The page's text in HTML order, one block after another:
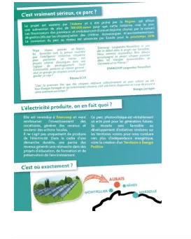
Historique
Objectifs
Presse
Adhérer
PROJETS
LE WATT CITOYEN
Parc Photovoltaïque
Structure juridique